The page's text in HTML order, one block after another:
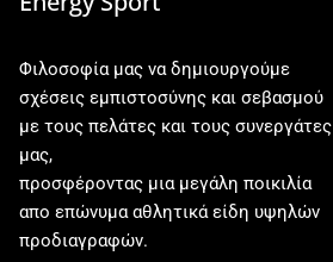
Φιλοσοφία μας να δημιουργούμε
σχέσεις εμπιστοσύνης και σεβασμού
με τους πελάτες και τους συνεργάτες
μας,
προσφέροντας μια μεγάλη ποικιλία
απο επώνυμα αθλητικά είδη υψηλών
προδιαγραφών.